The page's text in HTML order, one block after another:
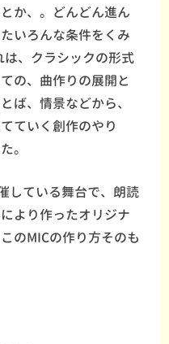
か、。どんどん進ん
いろんな条件をくみ
、クラシックの形式
の、曲作りの展開と
ば、情景などから、
ていく創作のやり
。
している舞台で、朗読
より作ったオリジナ
のMICの作り方そのも